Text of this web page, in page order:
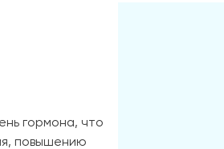
гормона, что
повышению